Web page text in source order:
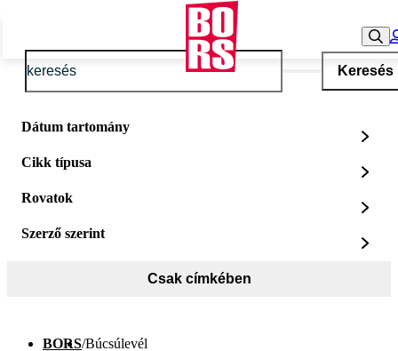
Keresés
Dátum tartomány
Cikk típusa
Rovatok
Szerző szerint
Csak címkében
BORS/Búcsúlevél